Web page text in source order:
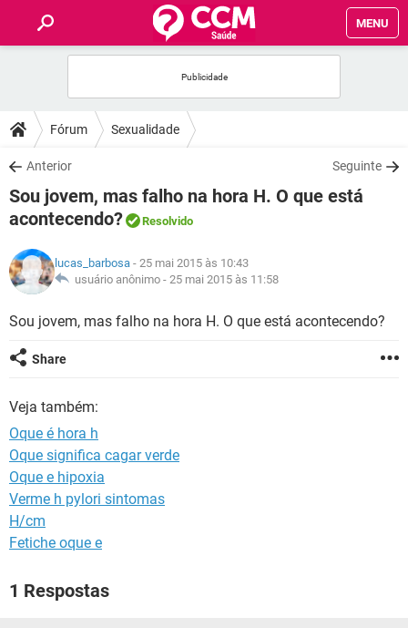
MENU
FÓRUM
SAÚDE
FAMÍLIA
NUTRIÇÃO
SEXUALIDADE
Fórum Sexualidade
Anterior Seguinte
Sou jovem, mas falho na hora H. O que está
acontecendo?
Resolvido
lucas_barbosa - 25 mai 2015 às 10:43
usuário anônimo - 25 mai 2015 às 11:58
Sou jovem, mas falho na hora H. O que está acontecendo?
Share
Veja também:
Oque é hora h
Oque significa cagar verde
Oque e hipoxia
Verme h pylori sintomas
H/cm
Fetiche oque e
1 Respostas